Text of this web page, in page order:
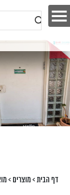
דף הבית>מוצרים >